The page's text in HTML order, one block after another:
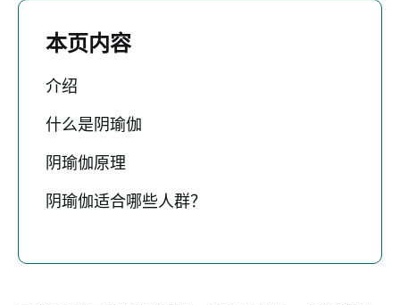
本页内容
介绍
什么是阴瑜伽
阴瑜伽原理
阴瑜伽适合哪些人群？